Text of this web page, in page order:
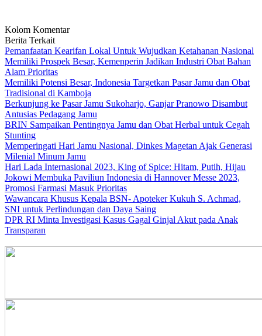
Kolom Komentar
Berita Terkait
Pemanfaatan Kearifan Lokal Untuk Wujudkan Ketahanan Nasional
Memiliki Prospek Besar, Kemenperin Jadikan Industri Obat Bahan
Alam Prioritas
Memiliki Potensi Besar, Indonesia Targetkan Pasar Jamu dan Obat
Tradisional di Kamboja
Berkunjung ke Pasar Jamu Sukoharjo, Ganjar Pranowo Disambut
Antusias Pedagang Jamu
BRIN Sampaikan Pentingnya Jamu dan Obat Herbal untuk Cegah
Stunting
Memperingati Hari Jamu Nasional, Dinkes Magetan Ajak Generasi
Milenial Minum Jamu
Hari Lada Internasional 2023, King of Spice: Hitam, Putih, Hijau
Jokowi Membuka Paviliun Indonesia di Hannover Messe 2023,
Promosi Farmasi Masuk Prioritas
Wawancara Khusus Kepala BSN- Apoteker Kukuh S. Achmad,
SNI untuk Perlindungan dan Daya Saing
DPR RI Minta Investigasi Kasus Gagal Ginjal Akut pada Anak
Transparan